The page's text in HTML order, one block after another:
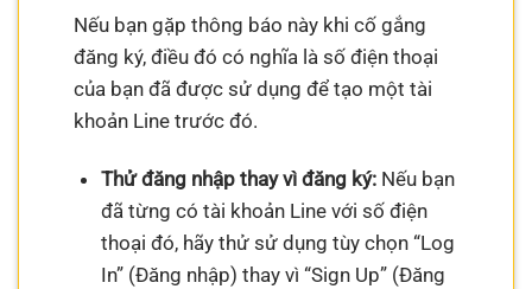
Nếu bạn gặp thông báo này khi cố gắng
đăng ký, điều đó có nghĩa là số điện thoại
của bạn đã được sử dụng để tạo một tài
khoản Line trước đó.
Thử đăng nhập thay vì đăng ký:Nếu bạn
đã từng có tài khoản Line với số điện
thoại đó, hãy thử sử dụng tùy chọn “Log
In” (Đăng nhập) thay vì “Sign Up” (Đăng